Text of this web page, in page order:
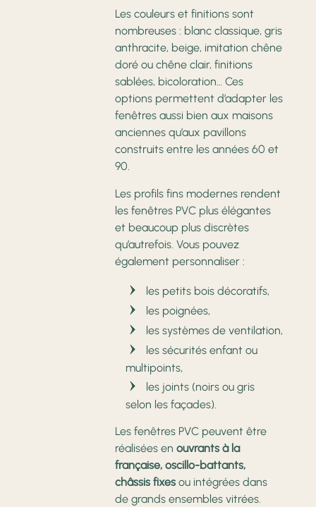
Les couleurs et finitions sont
nombreuses : blanc classique, gris
anthracite, beige, imitation chêne
doré ou chêne clair, finitions
sablées, bicoloration… Ces
options permettent d’adapter les
fenêtres aussi bien aux maisons
anciennes qu’aux pavillons
construits entre les années 60 et
90.
Les profils fins modernes rendent
les fenêtres PVC plus élégantes
et beaucoup plus discrètes
qu’autrefois. Vous pouvez
également personnaliser :
les petits bois décoratifs,
les poignées,
les systèmes de ventilation,
les sécurités enfant ou
multipoints,
les joints (noirs ou gris
selon les façades).
Les fenêtres PVC peuvent être
réalisées enouvrants à la
française, oscillo-battants,
châssis fixes ou intégrées dans
de grands ensembles vitrées.